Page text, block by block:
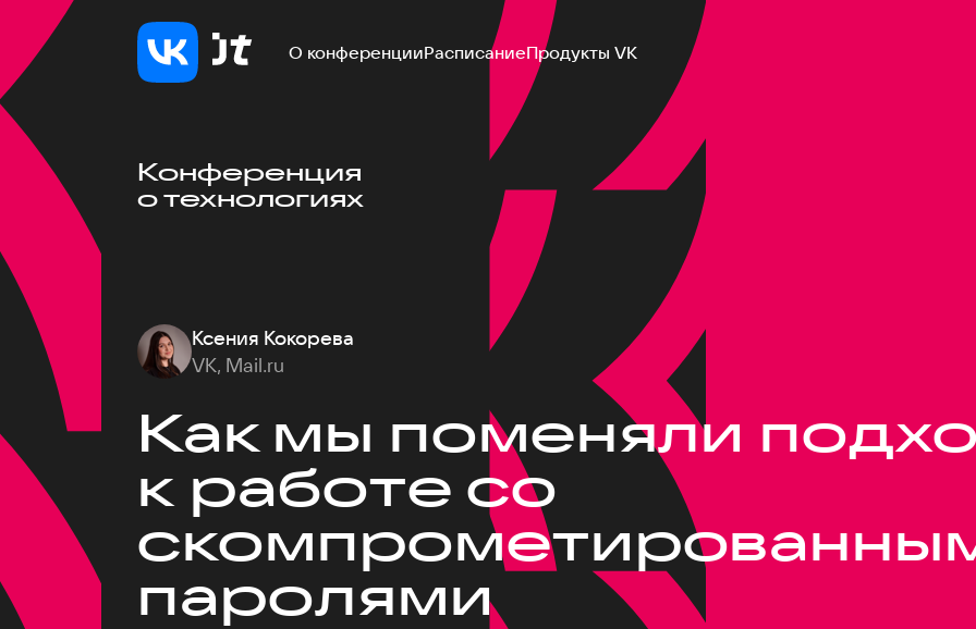
О конференцииРасписаниеПродукты VK
Конференция
о технологиях
Ксения Кокорева
VK, Mail.ru
Как мы поменяли
к работе со
паролями